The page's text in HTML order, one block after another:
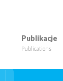
Publikacje
Publications